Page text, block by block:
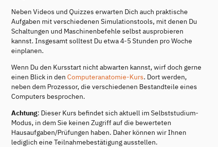
Neben Videos und Quizzes erwarten Dich auch praktische
Aufgaben mit verschiedenen Simulationstools, mit denen Du
Schaltungen und Maschinenbefehle selbst ausprobieren
kannst. Insgesamt solltest Du etwa 4-5 Stunden pro Woche
einplanen.
Wenn Du den Kursstart nicht abwarten kannst, wirf doch gerne
einen Blick in den Computeranatomie-Kurs. Dort werden,
neben dem Prozessor, die verschiedenen Bestandteile eines
Computers besprochen.
Achtung: Dieser Kurs befindet sich aktuell im Selbststudium-
Modus, in dem Sie keinen Zugriff auf die bewerteten
Hausaufgaben/Prüfungen haben. Daher können wir Ihnen
lediglich eine Teilnahmebestätigung ausstellen.